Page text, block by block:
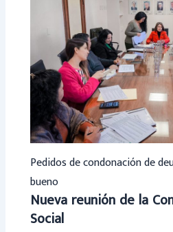
Pedidos de condonación de
bueno
Nueva reunión de la
Social